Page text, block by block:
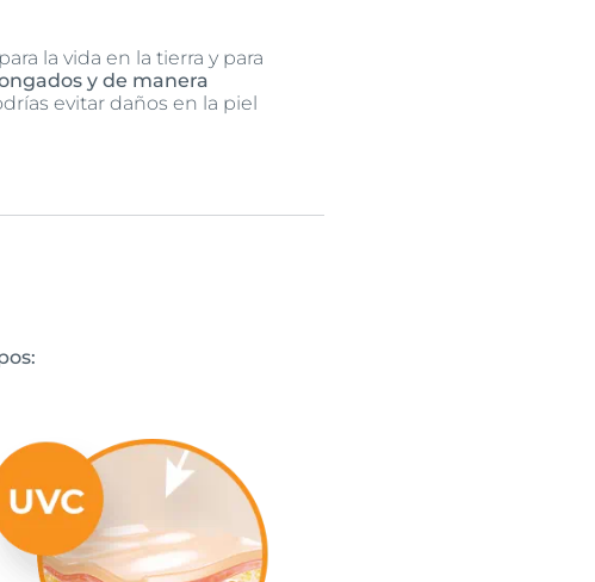
la vida en la tierra y para
y de manera
evitar daños en la piel